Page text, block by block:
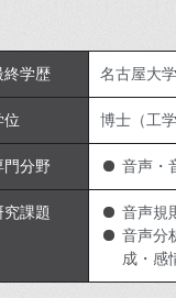
終学歴 名古屋大
位 博士（工
門分野 音声・
究課題
音声規
音声分
成・感